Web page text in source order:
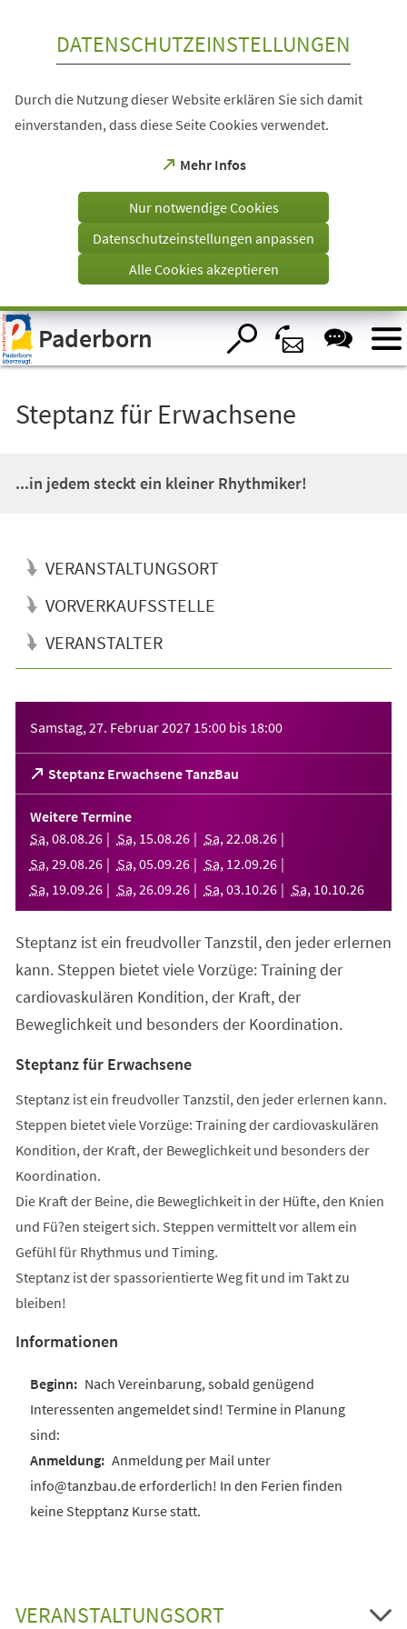
Visuelle
Assistenzsoftware
öffnen.
DATENSCHUTZEINSTELLUNGEN
Durch die Nutzung dieser Website erklären Sie sich damit
einverstanden, dass diese Seite Cookies verwendet.
Mehr Infos
(Öffnet
einem
Tab)
Nur notwendige Cookies
Datenschutzeinstellungen anpassen
Alle Cookies akzeptieren
Paderborn
Steptanz für Erwachsene
...in jedem steckt ein kleiner Rhythmiker!
VERANSTALTUNGSORT
VORVERKAUFSSTELLE
VERANSTALTER
Samstag, 27. Februar 2027 15:00 bis 18:00
Steptanz Erwachsene TanzBau
(Öffnet
in
einem
neuen
Tab)
Weitere Termine
Sa, 08.08.26 Sa, 15.08.26 Sa, 22.08.26
Sa, 29.08.26 Sa, 05.09.26 Sa, 12.09.26
Sa, 19.09.26 Sa, 26.09.26 Sa, 03.10.26 Sa, 10.10.26
Steptanz ist ein freudvoller Tanzstil, den jeder erlernen
kann. Steppen bietet viele Vorzüge: Training der
cardiovaskulären Kondition, der Kraft, der
Beweglichkeit und besonders der Koordination.
Steptanz für Erwachsene
Steptanz ist ein freudvoller Tanzstil, den jeder erlernen kann.
Steppen bietet viele Vorzüge: Training der cardiovaskulären
Kondition, der Kraft, der Beweglichkeit und besonders der
Koordination.
Die Kraft der Beine, die Beweglichkeit in der Hüfte, den Knien
und Fü?en steigert sich. Steppen vermittelt vor allem ein
Gefühl für Rhythmus und Timing.
Steptanz ist der spassorientierte Weg fit und im Takt zu
bleiben!
Informationen
Nach Vereinbarung, sobald genügend
Interessenten angemeldet sind! Termine in Planung
sind:
Anmeldung per Mail unter
info@tanzbau.de erforderlich! In den Ferien finden
keine Stepptanz Kurse statt.
VERANSTALTUNGSORT